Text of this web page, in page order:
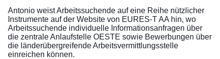
Antonio weist Arbeitssuchende auf eine Reihe nützlicher
Instrumente auf der Website von EURES-T AA hin, wo
Arbeitssuchende individuelle Informationsanfragen über
die zentrale Anlaufstelle OESTE sowie Bewerbungen über
die länderübergreifende Arbeitsvermittlungsstelle
einreichen können.